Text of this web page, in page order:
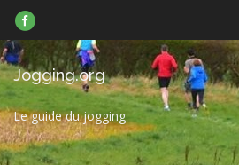
sur
Facebook
Jogging.org
Le guide du jogging